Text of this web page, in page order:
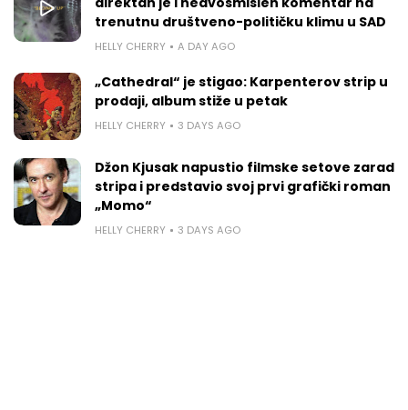
trenutnu društveno-političku klimu u SAD
HELLY CHERRY A DAY AGO
„Cathedral“ je stigao: Karpenterov strip u
prodaji, album stiže u petak
HELLY CHERRY 3 DAYS AGO
Džon Kjusak napustio filmske setove zarad
stripa i predstavio svoj prvi grafički roman
„Momo“
HELLY CHERRY 3 DAYS AGO